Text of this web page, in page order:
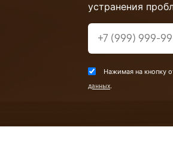
устранения
Нажимая на кнопку
данных.